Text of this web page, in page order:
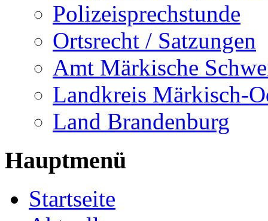
Polizeisprechstunde
Ortsrecht / Satzungen
Amt Märkische
Landkreis Märkisch-
Land Brandenburg
Hauptmenü
Startseite